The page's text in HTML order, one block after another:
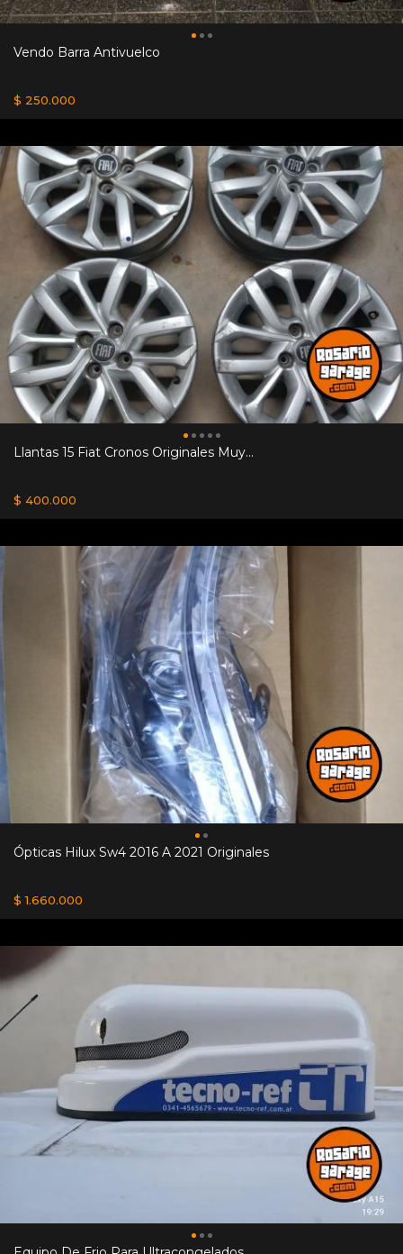
Vendo Barra Antivuelco
$ 250.000
Llantas 15 Fiat Cronos Originales Muy...
$ 400.000
Ópticas Hilux Sw4 2016 A 2021 Originales
$ 1.660.000